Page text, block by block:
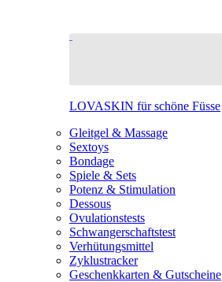
LOVASKIN für schöne Füsse
Gleitgel & Massage
Sextoys
Bondage
Spiele & Sets
Potenz & Stimulation
Dessous
Ovulationstests
Schwangerschaftstest
Verhütungsmittel
Zyklustracker
Geschenkkarten & Gutscheine